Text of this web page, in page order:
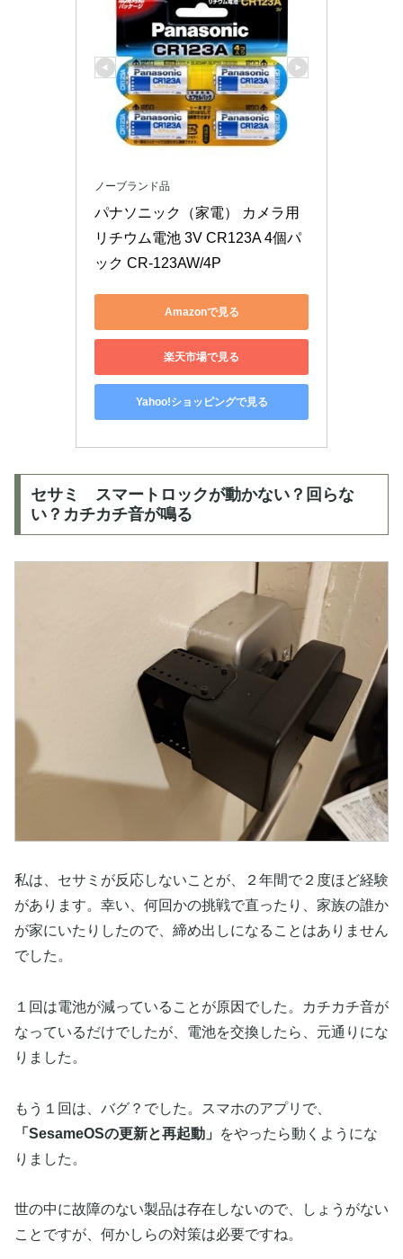
ノーブランド品
パナソニック（家電） カメラ用
リチウム電池 3V CR123A 4個パ
ック CR-123AW/4P
Amazonで見る
楽天市場で見る
Yahoo!ショッピングで見る
セサミ スマートロックが動かない？回らな
い？カチカチ音が鳴る
私は、セサミが反応しないことが、２年間で２度ほど経験
があります。幸い、何回かの挑戦で直ったり、家族の誰か
が家にいたりしたので、締め出しになることはありません
でした。
１回は電池が減っていることが原因でした。カチカチ音が
なっているだけでしたが、電池を交換したら、元通りにな
りました。
もう１回は、バグ？でした。スマホのアプリで、
「SesameOSの更新と再起動」 をやったら動くようにな
りました。
世の中に故障のない製品は存在しないので、しょうがない
ことですが、何かしらの対策は必要ですね。